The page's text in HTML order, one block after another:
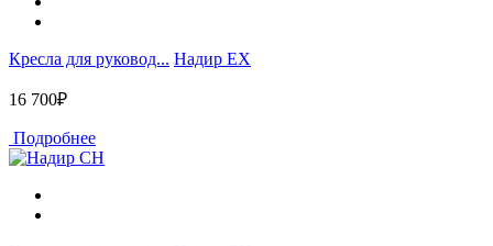
Кресла для руковод... Надир EX
16 700₽
Подробнее